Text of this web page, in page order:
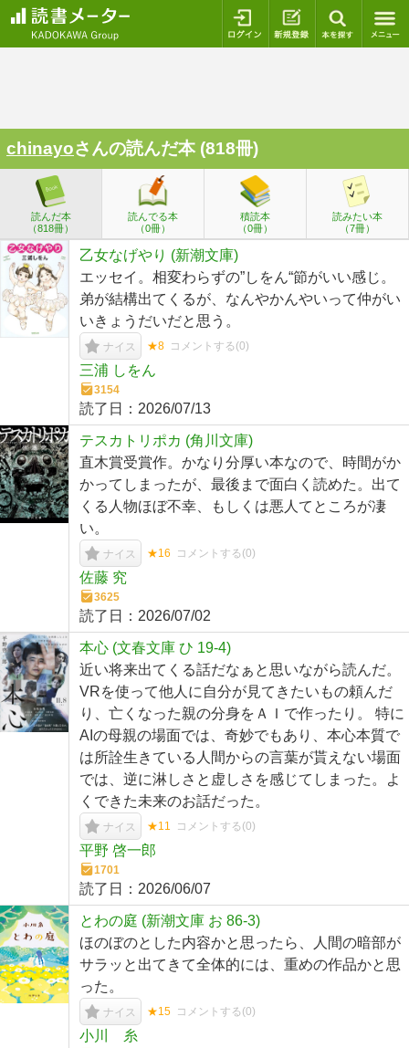
ログイン 新規登録
chinayoさんの読んだ本 (818冊)
読んだ本
（818冊）
読んでる本
（0冊）
積読本
（0冊）
読みたい本
（7冊）
乙女なげやり (新潮文庫)
エッセイ。相変わらずの”しをん“節がいい感じ。
弟が結構出てくるが、なんやかんやいって仲がい
いきょうだいだと思う。
ナイス ★8 コメントする(0)
三浦 しをん
3154
読了日： 2026/07/13
テスカトリポカ (角川文庫)
直木賞受賞作。かなり分厚い本なので、時間がか
かってしまったが、最後まで面白く読めた。出て
くる人物ほぼ不幸、もしくは悪人てところが凄
い。
ナイス ★16 コメントする(0)
佐藤 究
3625
読了日： 2026/07/02
本心 (文春文庫 ひ 19-4)
近い将来出てくる話だなぁと思いながら読んだ。
VRを使って他人に自分が見てきたいもの頼んだ
り、亡くなった親の分身をＡＩで作ったり。 特に
AIの母親の場面では、奇妙でもあり、本心本質で
は所詮生きている人間からの言葉が貰えない場面
では、逆に淋しさと虚しさを感じてしまった。よ
くできた未来のお話だった。
ナイス ★11 コメントする(0)
平野 啓一郎
1701
読了日： 2026/06/07
とわの庭 (新潮文庫 お 86-3)
ほのぼのとした内容かと思ったら、人間の暗部が
サラッと出てきて全体的には、重めの作品かと思
った。
ナイス ★15 コメントする(0)
小川 糸